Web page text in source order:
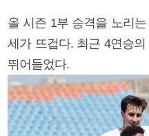
올 시즌 1부 승격을 노리
세가 뜨겁다. 최근 4연승
뛰어들었다.